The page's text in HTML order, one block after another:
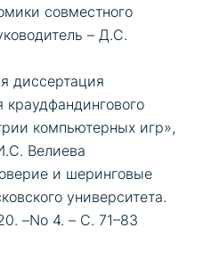
совместного
– Д.С.
диссертация
компьютерных игр»,
Велиева
и шеринговые
университета.
–No 4. – С. 71–83